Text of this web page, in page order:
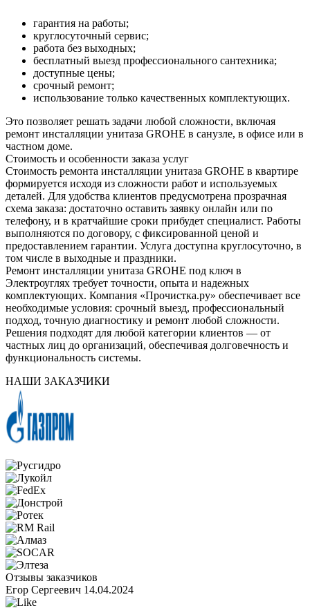
гарантия на работы;
круглосуточный сервис;
работа без выходных;
бесплатный выезд профессионального сантехника;
доступные цены;
срочный ремонт;
использование только качественных комплектующих.
Это позволяет решать задачи любой сложности, включая
ремонт инсталляции унитаза GROHE в санузле, в офисе или в
частном доме.
Стоимость и особенности заказа услуг
Стоимость ремонта инсталляции унитаза GROHE в квартире
формируется исходя из сложности работ и используемых
деталей. Для удобства клиентов предусмотрена прозрачная
схема заказа: достаточно оставить заявку онлайн или по
телефону, и в кратчайшие сроки прибудет специалист. Работы
выполняются по договору, с фиксированной ценой и
предоставлением гарантии. Услуга доступна круглосуточно, в
том числе в выходные и праздники.
Ремонт инсталляции унитаза GROHE под ключ в
Электроуглях требует точности, опыта и надежных
комплектующих. Компания «Прочистка.ру» обеспечивает все
необходимые условия: срочный выезд, профессиональный
подход, точную диагностику и ремонт любой сложности.
Решения подходят для любой категории клиентов — от
частных лиц до организаций, обеспечивая долговечность и
функциональность системы.
НАШИ ЗАКАЗЧИКИ
Отзывы заказчиков
Егор Сергеевич 14.04.2024